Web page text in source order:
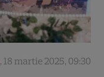
, 18 martie 2025, 09:30